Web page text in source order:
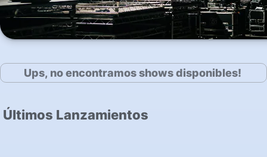
Ups, no encontramos shows disponibles!
Últimos Lanzamientos